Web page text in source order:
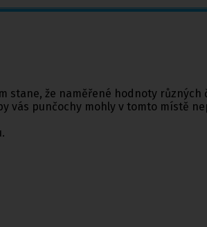
stane, že naměřené hodnoty
vás punčochy mohly v tomto místě